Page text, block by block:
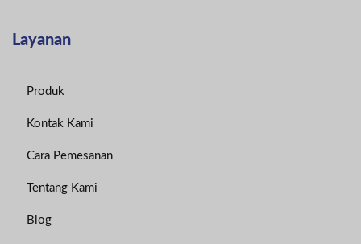
Layanan
Produk
Kontak Kami
Cara Pemesanan
Tentang Kami
Blog